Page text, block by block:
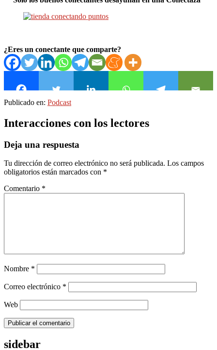
¿Eres un conectante que comparte?
Publicado en: Podcast
Interacciones con los lectores
Deja una respuesta
Tu dirección de correo electrónico no será publicada. Los campos
obligatorios están marcados con *
Comentario *
Nombre *
Correo electrónico *
Web
sidebar